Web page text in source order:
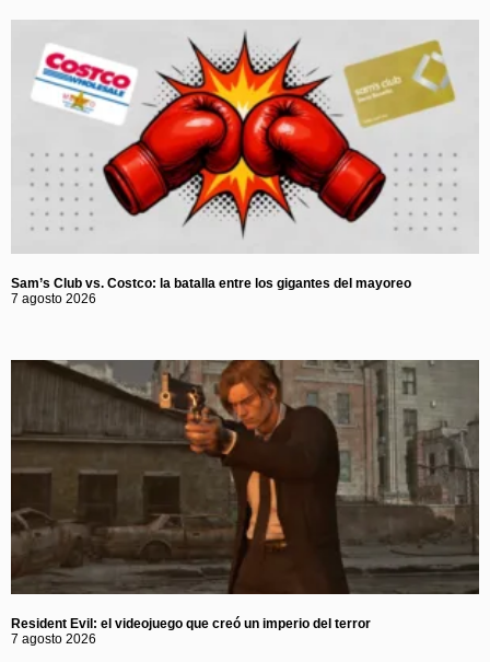
Sam’s Club vs. Costco: la batalla entre los gigantes del mayoreo
7 agosto 2026
Resident Evil: el videojuego que creó un imperio del terror
7 agosto 2026